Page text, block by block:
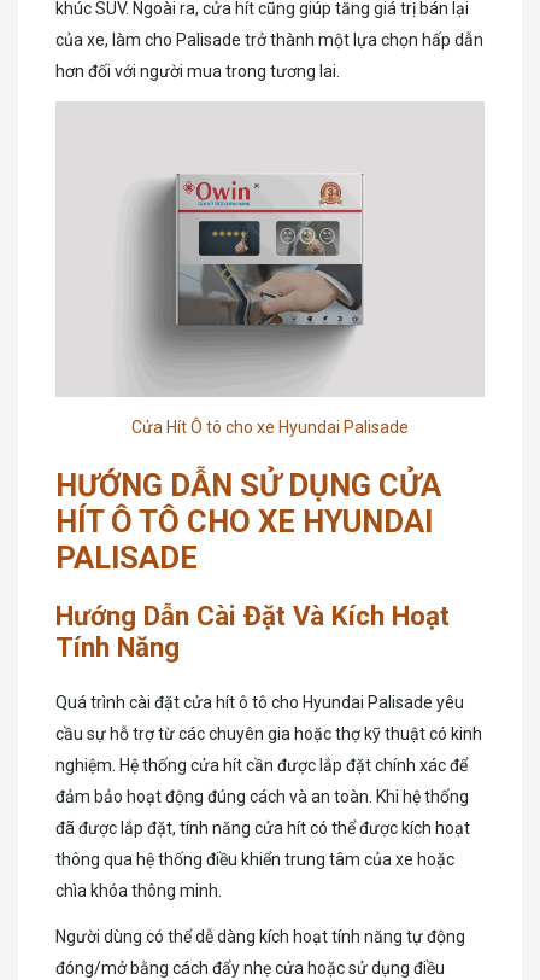
khúc SUV. Ngoài ra, cửa hít cũng giúp tăng giá trị bán lại
của xe, làm cho Palisade trở thành một lựa chọn hấp dẫn
hơn đối với người mua trong tương lai.
Cửa Hít Ô tô cho xe Hyundai Palisade
HƯỚNG DẪN SỬ DỤNG CỬA
HÍT Ô TÔ CHO XE HYUNDAI
PALISADE
Hướng Dẫn Cài Đặt Và Kích Hoạt
Tính Năng
Quá trình cài đặt cửa hít ô tô cho Hyundai Palisade yêu
cầu sự hỗ trợ từ các chuyên gia hoặc thợ kỹ thuật có kinh
nghiệm. Hệ thống cửa hít cần được lắp đặt chính xác để
đảm bảo hoạt động đúng cách và an toàn. Khi hệ thống
đã được lắp đặt, tính năng cửa hít có thể được kích hoạt
thông qua hệ thống điều khiển trung tâm của xe hoặc
chìa khóa thông minh.
Người dùng có thể dễ dàng kích hoạt tính năng tự động
đóng/mở bằng cách đẩy nhẹ cửa hoặc sử dụng điều